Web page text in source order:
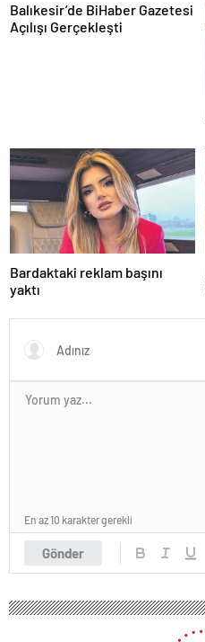
Balıkesir’de BiHaber Gazetesi
Açılışı Gerçekleşti
Bardaktaki reklam başını
yaktı
Gönder
En az 10 karakter gerekli